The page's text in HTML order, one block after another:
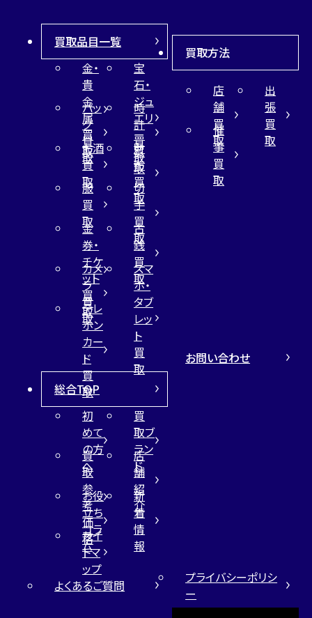
買取品目一覧
金・
貴
金
属
買
取
宝
石・
ジュ
エリ
ー
買
取
バッ
グ
買
取
時
計
買
取
お酒
買
取
財
布
買
取
服
買
取
切
手
買
取
金
券・
チケ
ット
買
取
古
銭
買
取
カメ
ラ
買
取
スマ
ホ・
タブ
レッ
ト
買
取
テレ
ホン
カー
ド
買
取
買取方法
店
舗
買
取
出
張
買
取
催
事
買
取
総合TOP
初
めて
の方
へ
買
取ブ
ラン
ド
買
取
参
考
価
格
店
舗
紹
介
お役
立ち
コラ
ム
新
着
情
報
サイ
トマ
ップ
お問い合わせ
よくあるご質問
プライバシーポリシ
ー